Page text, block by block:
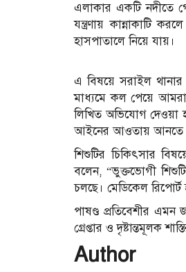
এলাকার একটি নদীতে
যন্ত্রণায় কান্নাকাটি
হাসপাতালে নিয়ে যায়।
এ বিষয়ে সরাইল
মাধ্যমে কল পেয়ে
লিখিত অভিযোগ দেওয়া
আইনের আওতায় আনতে
শিশুটির চিকিৎসার
বলেন, “ভুক্তভোগী
চলছে। মেডিকেল রিপোর্ট
পাষণ্ড প্রতিবেশীর এমন
গ্রেপ্তার ও দৃষ্টান্তমূলক
Author